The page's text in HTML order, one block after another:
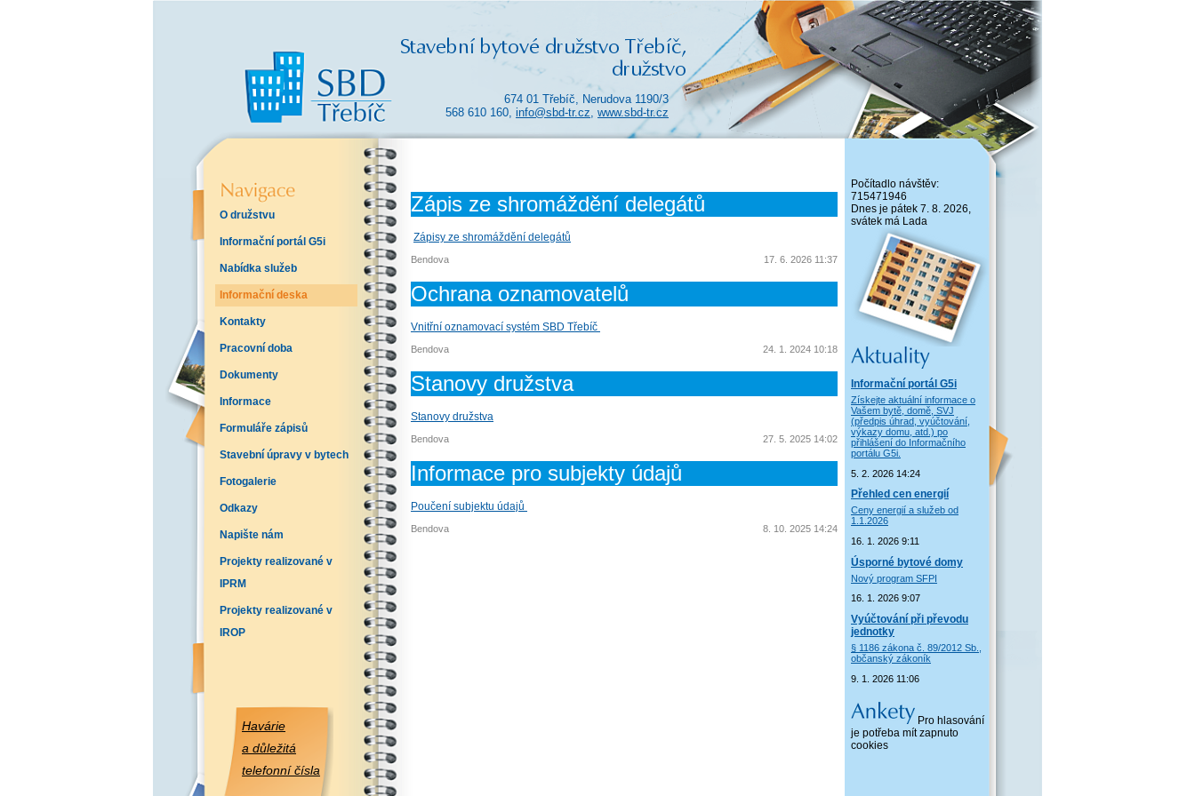
674 01 Třebíč, Nerudova 1190/3
568 610 160, info@sbd-tr.cz, www.sbd-tr.cz
O družstvu
Informační portál G5i
Nabídka služeb
Informační deska
Kontakty
Pracovní doba
Dokumenty
Informace
Formuláře zápisů
Stavební úpravy v bytech
Fotogalerie
Odkazy
Napište nám
Projekty realizované v
IPRM
Projekty realizované v
IROP
Havárie
a důležitá
telefonní čísla
Počítadlo návštěv:
715471946
Dnes je pátek 7. 8. 2026,
svátek má Lada
Informační portál G5i
Získejte aktuální informace o
Vašem bytě, domě, SVJ
(předpis úhrad, vyúčtování,
výkazy domu, atd.) po
přihlášení do Informačního
portálu G5i.
5. 2. 2026 14:24
Přehled cen energií
Ceny energií a služeb od
1.1.2026
16. 1. 2026 9:11
Úsporné bytové domy
Nový program SFPI
16. 1. 2026 9:07
Vyúčtování při převodu
jednotky
§ 1186 zákona č. 89/2012 Sb.,
občanský zákoník
9. 1. 2026 11:06
Pro hlasování
je potřeba mít zapnuto
cookies
Zápis ze shromáždění delegátů
Zápisy ze shromáždění delegátů
Bendova 17. 6. 2026 11:37
Ochrana oznamovatelů
Vnitřní oznamovací systém SBD Třebíč
Bendova 24. 1. 2024 10:18
Stanovy družstva
Stanovy družstva
Bendova 27. 5. 2025 14:02
Informace pro subjekty údajů
Poučení subjektu údajů
Bendova 8. 10. 2025 14:24